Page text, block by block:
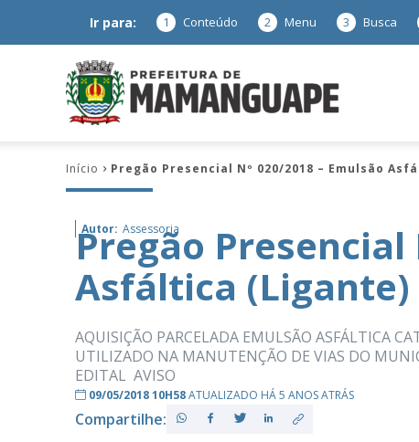
Ir para: 1 Conteúdo 2 Menu 3 Busca
Mamanguape
Início Pregão Presencial Nº 020/2018 – Emulsão
Autor: Assessoria
Pregão Presencial
Asfáltica (Ligante)
AQUISIÇÃO PARCELADA EMULSÃO ASFÁLTICA
UTILIZADO NA MANUTENÇÃO DE VIAS DO
EDITAL AVISO
09/05/2018 10H58ATUALIZADO HÁ 5 ANOS ATRÁS
Compartilhe: